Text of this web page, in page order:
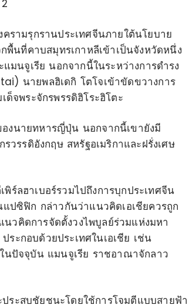
รามรุกรานประเทศจีนภายใต้นโยบาย
นที่คาบสมุทรเกาหลีเข้าเป็นจังหวัดหนึ่ง
มนจูเรีย นอกจากนี้ในระหว่างการดำรง
นายพลฮิเดกิ โตโจเข้าขัดขวางการ
จพระจักรพรรดิฮิโระฮิโตะ
งนายทหารญี่ปุ่น นอกจากนี้เขายังมี
รรดิอังกฤษ สหรัฐอเมริกาและฝรั่งเศษ
ร์ลฮาเบอร์รวมไปถึงการบุกประเทศจีน
แปซิฟิก กล่าวกันว่าแนวคิดเอเชียควรถูก
วคิดการจัดตั้งวงไพบูลย์ร่วมแห่งมหา
ะกอบด้วยประเทศในเอเชีย เช่น
นปัจจุบัน แมนจูเรีย ราชอาณาจักลาว
ระสบชัยชนะโดยใช้การโจมตีแบบสายฟ้า